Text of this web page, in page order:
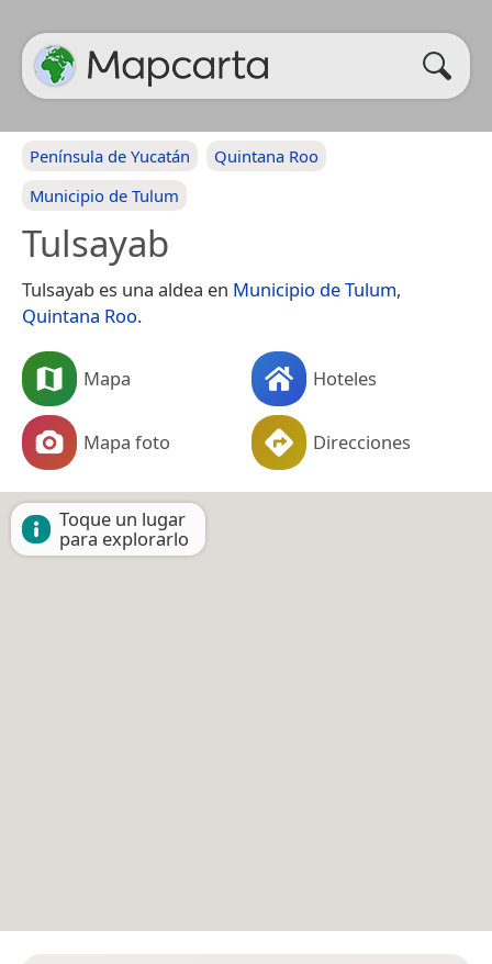
Península de Yucatán
Quintana Roo
Municipio de Tulum
Tulsayab
Tulsayab es una aldea en Municipio de Tulum,
Quintana Roo.
Mapa Hoteles
Mapa foto Direcciones
Toque un lugar
para explorarlo